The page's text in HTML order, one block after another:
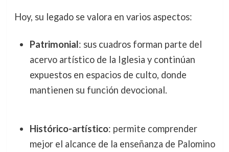
Hoy, su legado se valora en varios aspectos:
Patrimonial: sus cuadros forman parte del
acervo artístico de la Iglesia y continúan
expuestos en espacios de culto, donde
mantienen su función devocional.
Histórico-artístico: permite comprender
mejor el alcance de la enseñanza de Palomino